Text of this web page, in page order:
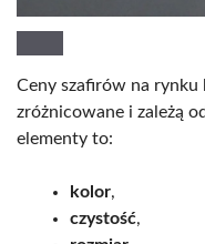
Ceny szafirów na rynku
zróżnicowane i zależą
elementy to:
kolor,
czystość,